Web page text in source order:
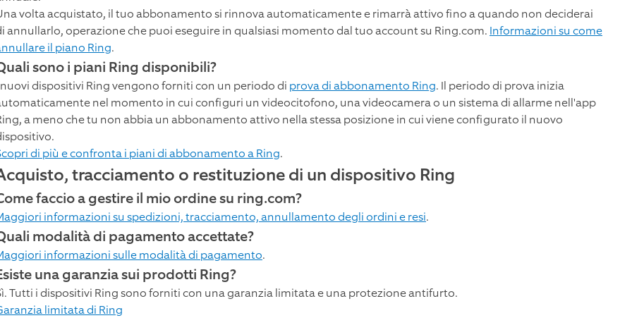
volta acquistato, il tuo abbonamento si rinnova automaticamente e rimarrà attivo fino a quando non deciderai
annullarlo, operazione che puoi eseguire in qualsiasi momento dal tuo account su Ring.com. Informazioni su come
il piano Ring.
sono i piani Ring disponibili?
dispositivi Ring vengono forniti con un periodo di prova di abbonamento Ring. Il periodo di prova inizia
nel momento in cui configuri un videocitofono, una videocamera o un sistema di allarme nell'app
a meno che tu non abbia un abbonamento attivo nella stessa posizione in cui viene configurato il nuovo
di più e confronta i piani di abbonamento a Ring.
tracciamento o restituzione di un dispositivo Ring
faccio a gestire il mio ordine su ring.com?
informazioni su spedizioni, tracciamento, annullamento degli ordini e resi.
modalità di pagamento accettate?
informazioni sulle modalità di pagamento.
una garanzia sui prodotti Ring?
Tutti i dispositivi Ring sono forniti con una garanzia limitata e una protezione antifurto.
limitata di Ring